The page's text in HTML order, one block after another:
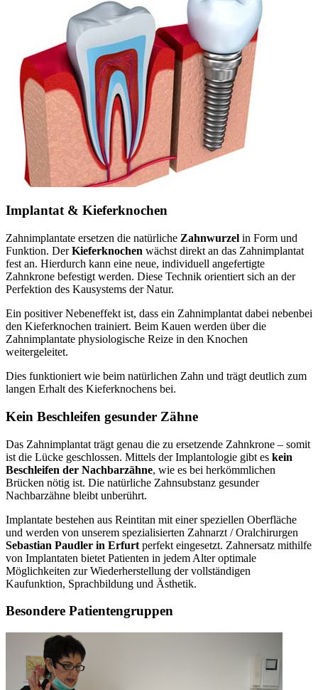
Implantat & Kieferknochen
Zahnimplantate ersetzen die natürliche Zahnwurzel in Form und
Funktion. DerKieferknochen wächst direkt an das Zahnimplantat
fest an. Hierdurch kann eine neue, individuell angefertigte
Zahnkrone befestigt werden. Diese Technik orientiert sich an der
Perfektion des Kausystems der Natur.
Ein positiver Nebeneffekt ist, dass ein Zahnimplantat dabei nebenbei
den Kieferknochen trainiert. Beim Kauen werden über die
Zahnimplantate physiologische Reize in den Knochen
weitergeleitet.
Dies funktioniert wie beim natürlichen Zahn und trägt deutlich zum
langen Erhalt des Kieferknochens bei.
Kein Beschleifen gesunder Zähne
Das Zahnimplantat trägt genau die zu ersetzende Zahnkrone – somit
ist die Lücke geschlossen. Mittels der Implantologie gibt es kein
Beschleifen der Nachbarzähne, wie es bei herkömmlichen
Brücken nötig ist. Die natürliche Zahnsubstanz gesunder
Nachbarzähne bleibt unberührt.
Implantate bestehen aus Reintitan mit einer speziellen Oberfläche
und werden von unserem spezialisierten Zahnarzt / Oralchirurgen
Sebastian Paudler in Erfurt perfekt eingesetzt. Zahnersatz mithilfe
von Implantaten bietet Patienten in jedem Alter optimale
Möglichkeiten zur Wiederherstellung der vollständigen
Kaufunktion, Sprachbildung und Ästhetik.
Besondere Patientengruppen